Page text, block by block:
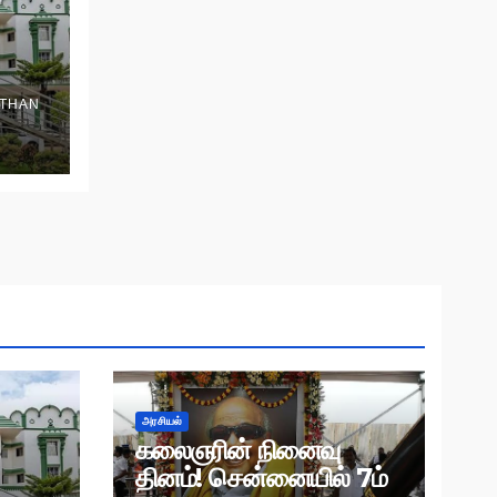
அரசியல்
கலைஞரின் நினைவு
தினம்! சென்னையில் 7ம்